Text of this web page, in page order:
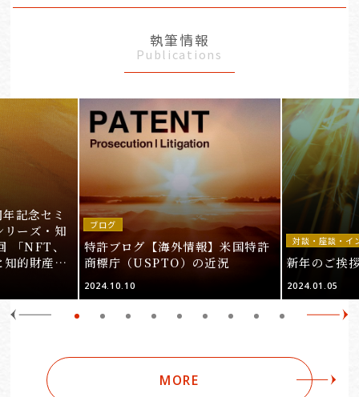
執筆情報
Publications
記念セミ
リーズ・知
「NFT、
知的財産
ブログ
特許ブログ【海外情報】米国特許
商標庁（USPTO）の近況
2024.10.10
対談・座談・イ
新年のご挨
2024.01.05
MORE